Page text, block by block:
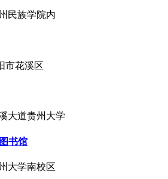
民族学院内
市花溪区
大道贵州大学
书馆
大学南校区